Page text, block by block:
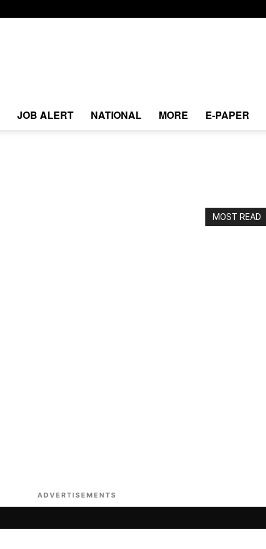
JOB ALERT NATIONAL MORE E-PAPER
MOST READ
ADVERTISEMENTS